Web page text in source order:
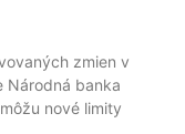
zmien v
Národná banka
nové limity